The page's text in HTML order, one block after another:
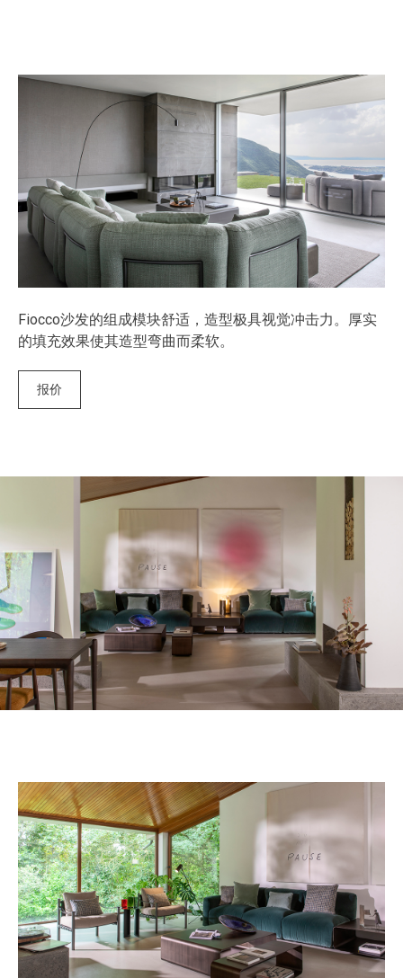
Fiocco沙发的组成模块舒适，造型极具视觉冲击力。厚实
的填充效果使其造型弯曲而柔软。
报价